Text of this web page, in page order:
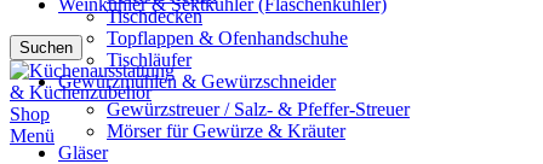
Weinkühler & Sektkühler (Flaschenkühler)
Suchen
Menü
Tischdecken
Topflappen & Ofenhandschuhe
Tischläufer
Gewürzmühlen & Gewürzschneider
Gewürzstreuer / Salz- & Pfeffer-Streuer
Mörser für Gewürze & Kräuter
Gläser